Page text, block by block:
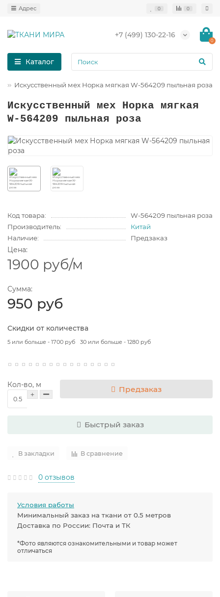
0 0
+7 (499) 130-22-16
0
Каталог
Искусственный мех Норка мягкая W-564209 пыльная роза
Искусственный мех Норка мягкая
W-564209 пыльная роза
Код товара:
W-564209 пыльная роза
Производитель:
Китай
Наличие:
Предзаказ
Цена:
1900 руб/м
Сумма:
950 руб
Скидки от количества
5 или больше - 1700 руб 30 или больше - 1280 руб
Кол-во, м Предзаказ
Быстрый заказ
В закладки В сравнение
0 отзывов
Условия работы
Минимальный заказ на ткани от 0.5 метров
Доставка по России: Почта и ТК
*Фото являются ознакомительными и товар может
отличаться